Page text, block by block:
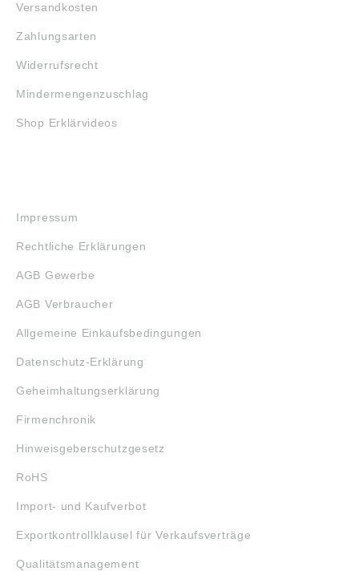
Versandkosten
Zahlungsarten
Widerrufsrecht
Mindermengenzuschlag
Shop Erklärvideos
Impressum
Rechtliche Erklärungen
AGB Gewerbe
AGB Verbraucher
Allgemeine Einkaufsbedingungen
Datenschutz-Erklärung
Geheimhaltungserklärung
Firmenchronik
Hinweisgeberschutzgesetz
RoHS
Import- und Kaufverbot
Exportkontrollklausel für Verkaufsverträge
Qualitätsmanagement